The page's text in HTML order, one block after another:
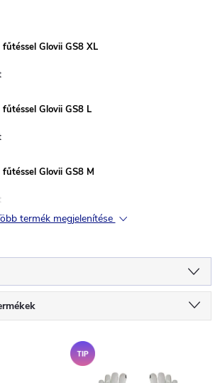
Glovii GS8 XL
Glovii GS8 L
Glovii GS8 M
termék megjelenítése
Tipp